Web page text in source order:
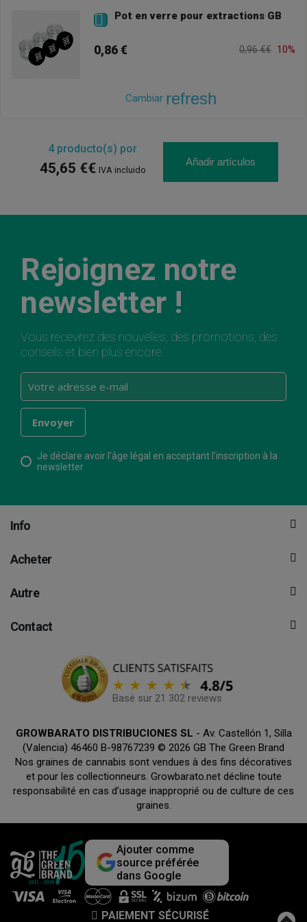
 Pot en verre pour extractions GB
0,86 € 0,96 €€ 10%
Cambiar refresh
4producto(s) por
45,65 €€ IVA incluido
Añadir artículos
Rejoignez notre
newsletter !
Vous recevrez des nouvelles, des promotions, des
conseils et bien plus encore.
Je déclare avoir l’âge légal en acceptant l’inscription à la
newsletter.
Info
Acheter
Autre
Contact
Basé sur 21 302 reviews
GROWBARATO DISTRIBUCIONES SL - Av. Castellón 1, Silla
(Valencia) 46460 B-98767239 © 2026 GB The Green Brand
Nos graines de cannabis sont vendues à des fins décoratives
et pour les collectionneurs. Growbarato.net décline toute
responsabilité en cas d’usage inapproprié ou de culture de ces
graines.
Ajouter comme
source préférée
dans Google
PAIEMENT SÉCURISÉ